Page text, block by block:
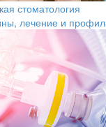
стоматология
лечение и